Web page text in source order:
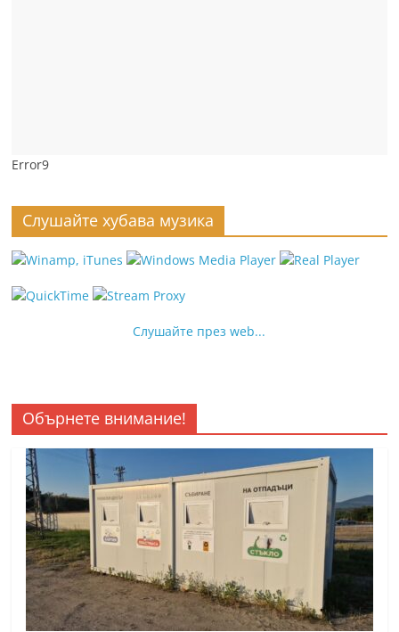
Error9
Слушайте хубава музика
Слушайте през web...
Обърнете внимание!